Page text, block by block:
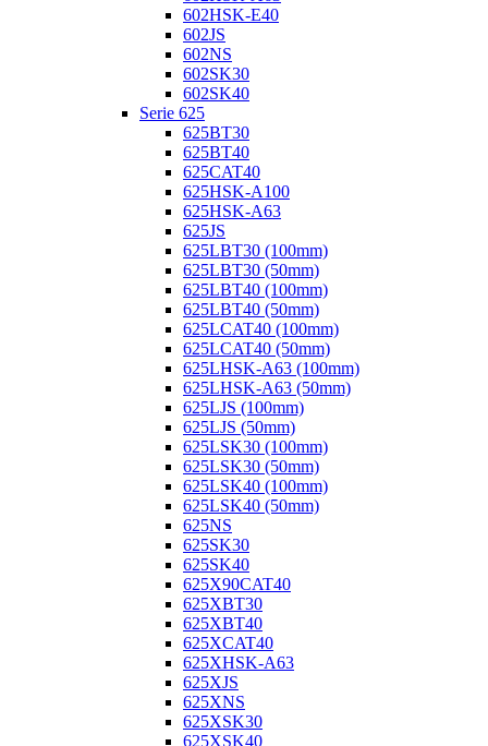
602HSK-E40
602JS
602NS
602SK30
602SK40
Serie 625
625BT30
625BT40
625CAT40
625HSK-A100
625HSK-A63
625JS
625LBT30 (100mm)
625LBT30 (50mm)
625LBT40 (100mm)
625LBT40 (50mm)
625LCAT40 (100mm)
625LCAT40 (50mm)
625LHSK-A63 (100mm)
625LHSK-A63 (50mm)
625LJS (100mm)
625LJS (50mm)
625LSK30 (100mm)
625LSK30 (50mm)
625LSK40 (100mm)
625LSK40 (50mm)
625NS
625SK30
625SK40
625X90CAT40
625XBT30
625XBT40
625XCAT40
625XHSK-A63
625XJS
625XNS
625XSK30
625XSK40